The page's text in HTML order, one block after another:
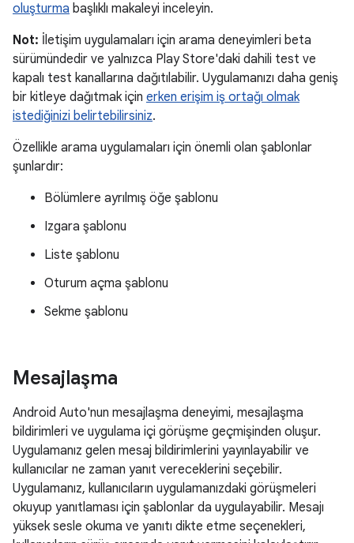
oluşturma başlıklı makaleyi inceleyin.
Not: İletişim uygulamaları için arama deneyimleri beta
sürümündedir ve yalnızca Play Store'daki dahili test ve
kapalı test kanallarına dağıtılabilir. Uygulamanızı daha geniş
bir kitleye dağıtmak için erken erişim iş ortağı olmak
istediğinizi belirtebilirsiniz.
Özellikle arama uygulamaları için önemli olan şablonlar
şunlardır:
Bölümlere ayrılmış öğe şablonu
Izgara şablonu
Liste şablonu
Oturum açma şablonu
Sekme şablonu
Mesajlaşma
Android Auto'nun mesajlaşma deneyimi, mesajlaşma
bildirimleri ve uygulama içi görüşme geçmişinden oluşur.
Uygulamanız gelen mesaj bildirimlerini yayınlayabilir ve
kullanıcılar ne zaman yanıt vereceklerini seçebilir.
Uygulamanız, kullanıcıların uygulamanızdaki görüşmeleri
okuyup yanıtlaması için şablonlar da uygulayabilir. Mesajı
yüksek sesle okuma ve yanıtı dikte etme seçenekleri,